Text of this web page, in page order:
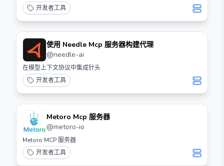
开发者工具
使用 Needle Mcp 服务器构建代理
@needle-ai
在模型上下文协议中集成针头
开发者工具
Metoro Mcp 服务器
@metoro-io
Metoro MCP 服务器
开发者工具